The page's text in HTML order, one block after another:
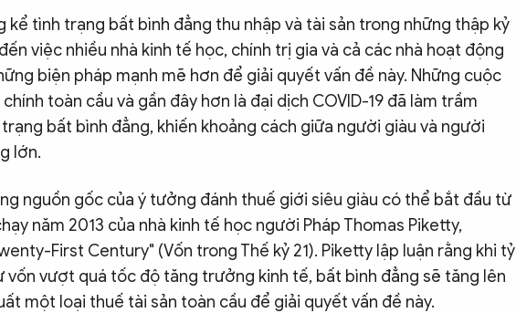
kể tình trạng bất bình đẳng thu nhập và tài sản trong những thập kỷ
việc nhiều nhà kinh tế học, chính trị gia và cả các nhà hoạt động
biện pháp mạnh mẽ hơn để giải quyết vấn đề này. Những cuộc
toàn cầu và gần đây hơn là đại dịch COVID-19 đã làm trầm
bất bình đẳng, khiến khoảng cách giữa người giàu và người
lớn.
nguồn gốc của ý tưởng đánh thuế giới siêu giàu có thể bắt đầu từ
năm 2013 của nhà kinh tế học người Pháp Thomas Piketty,
First Century" (Vốn trong Thế kỷ 21). Piketty lập luận rằng khi tỷ
vốn vượt quá tốc độ tăng trưởng kinh tế, bất bình đẳng sẽ tăng lên
một loại thuế tài sản toàn cầu để giải quyết vấn đề này.